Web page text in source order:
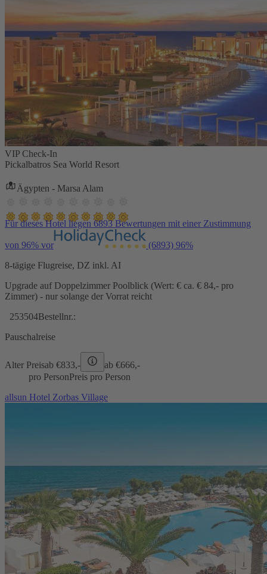
VIP Check-In
Pickalbatros Sea World Resort
Ägypten - Marsa Alam
Für dieses Hotel liegen 6893 Bewertungen mit einer Zustimmung
von 96% vor (6893) 96%
8-tägige Flugreise, DZ inkl. AI
Upgrade auf Doppelzimmer Poolblick (Wert: € ca. € 84,- pro
Zimmer) - nur solange der Vorrat reicht
253504Bestellnr.:
Pauschalreise
Alter Preisab €833,- ab €666,-
pro PersonPreis pro Person
allsun Hotel Zorbas Village